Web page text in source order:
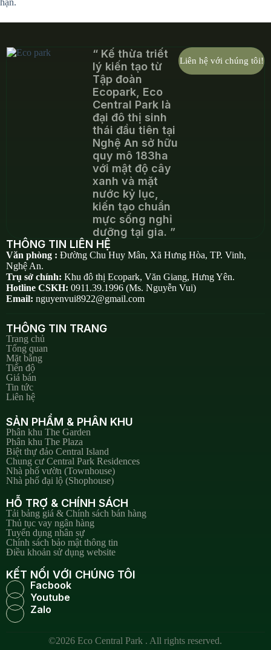
hạn.
“ Kế thừa triết
lý kiến tạo từ
Tập đoàn
Ecopark, Eco
Central Park là
đại đô thị sinh
thái đầu tiên tại
Nghệ An sở hữu
quy mô 183ha
với mật độ cây
xanh và mặt
nước kỷ lục,
kiến tạo chuẩn
mực sống nghỉ
dưỡng tại gia. ”
Liên hệ với chúng tôi!
THÔNG TIN LIÊN HỆ
Văn phòng : Đường Chu Huy Mân, Xã Hưng Hòa, TP. Vinh,
Nghệ An.
Trụ sở chính: Khu đô thị Ecopark, Văn Giang, Hưng Yên.
Hotline CSKH: 0911.39.1996 (Ms. Nguyễn Vui)
Email: nguyenvui8922@gmail.com
THÔNG TIN TRANG
Trang chủ
Tổng quan
Mặt bằng
Tiến độ
Giá bán
Tin tức
Liên hệ
SẢN PHẨM & PHÂN KHU
Phân khu The Garden
Phân khu The Plaza
Biệt thự đảo Central Island
Chung cư Central Park Residences
Nhà phố vườn (Townhouse)
Nhà phố đại lộ (Shophouse)
HỖ TRỢ & CHÍNH SÁCH
Tải bảng giá & Chính sách bán hàng
Thủ tục vay ngân hàng
Tuyển dụng nhân sự
Chính sách bảo mật thông tin
Điều khoản sử dụng website
KẾT NỐI VỚI CHÚNG TÔI
Facbook
Youtube
Zalo
©2026 Eco Central Park . All rights reserved.